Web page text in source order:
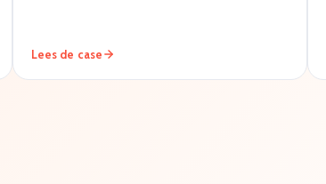
Lees de case